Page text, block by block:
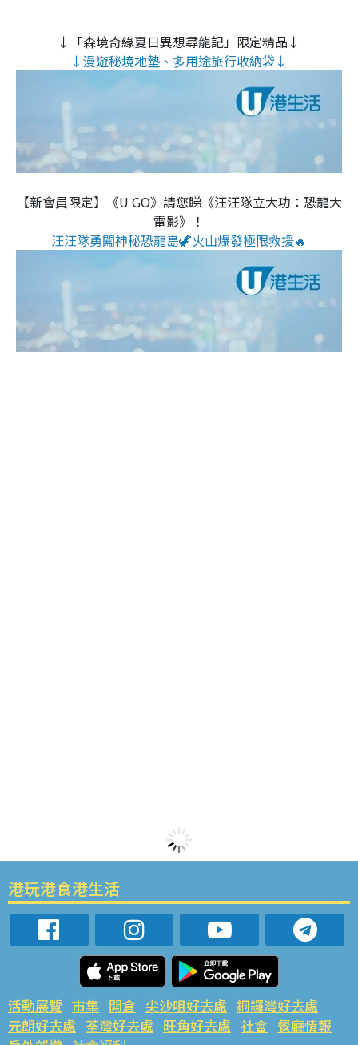
↓「森境奇緣夏日異想尋龍記」限定精品↓
↓漫遊秘境地墊、多用途旅行收納袋↓
【新會員限定】《U GO》請您睇《汪汪隊立大功：恐龍大
電影》！
汪汪隊勇闖神秘恐龍島🦖火山爆發極限救援🔥
港玩港食港生活
活動展覽 市集 開倉 尖沙咀好去處 銅鑼灣好去處
元朗好去處 荃灣好去處 旺角好去處 社會 餐廳情報